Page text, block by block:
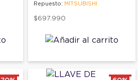
Repuesto: MITSUBISHI
$697.990